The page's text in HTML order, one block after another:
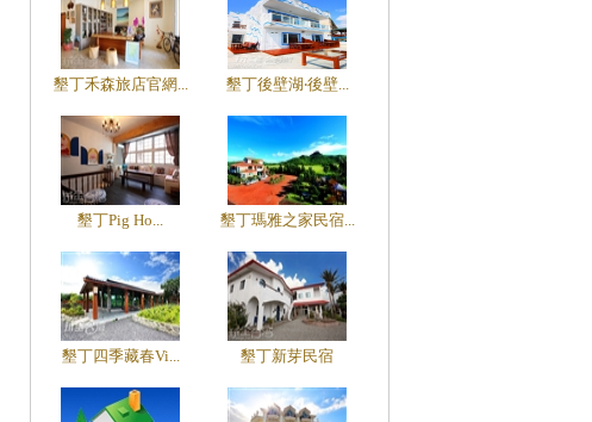
墾丁禾森旅店官網... 墾丁後壁湖‧後壁...
墾丁Pig Ho... 墾丁瑪雅之家民宿...
墾丁四季藏春Vi... 墾丁新芽民宿